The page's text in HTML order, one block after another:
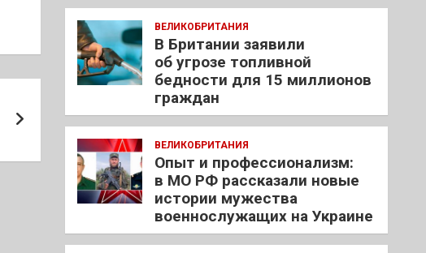
ВЕЛИКОБРИТАНИЯ
В Британии заявили
об угрозе топливной
бедности для 15 миллионов
граждан
ВЕЛИКОБРИТАНИЯ
Опыт и профессионализм:
в МО РФ рассказали новые
истории мужества
военнослужащих на Украине